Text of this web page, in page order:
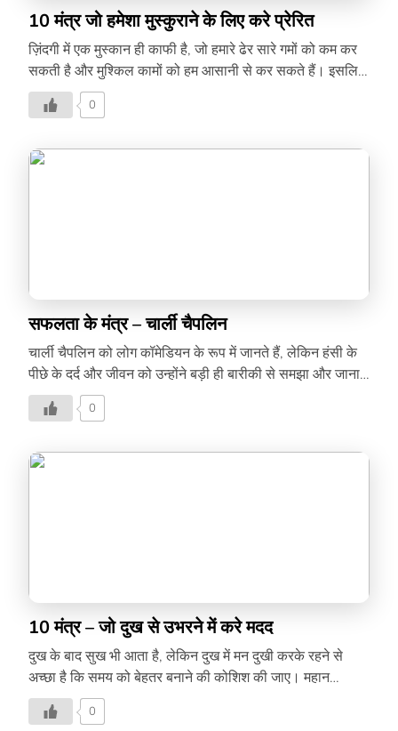
10 मंत्र जो हमेशा मुस्कुराने के लिए करे प्रेरित
ज़िंदगी में एक मुस्कान ही काफी है, जो हमारे ढेर सारे गमों को कम कर
सकती है और मुश्किल कामों को हम आसानी से कर सकते हैं। इसलिए
इसे अपने जीवन में बनाए रखें। मुस्कुराने की प्रेरणा देते महान हस्तियों
के सुविचार देखिए इस वीडियो में-
0
सफलता के मंत्र – चार्ली चैपलिन
चार्ली चैपलिन को लोग कॉमेडियन के रूप में जानते हैं, लेकिन हंसी के
पीछे के दर्द और जीवन को उन्होंने बड़ी ही बारीकी से समझा और जाना
है। जीवन के पहलुओं को समझाते चार्ली चैपलिन कुछ ऐसे ही विचार
जानिए इस वीडियो में –
0
10 मंत्र – जो दुख से उभरने में करे मदद
दुख के बाद सुख भी आता है, लेकिन दुख में मन दुखी करके रहने से
अच्छा है कि समय को बेहतर बनाने की कोशिश की जाए। महान
हस्तियों के विचार जीवन में दुख से उभरने में मदद करेंगे। जानने के लिए
देखिए वीडियो –
0